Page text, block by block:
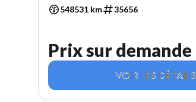
548531 km 35656
Prix sur demande
VOIR LES DÉTAILS